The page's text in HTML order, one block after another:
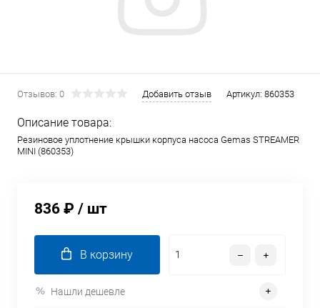
Отзывов: 0 Добавить отзыв Артикул: 860353
Описание товара:
Резиновое уплотнение крышки корпуса насоса Gemas STREAMER
MINI (860353)
836 ₽ / шт
В корзину
Нашли дешевле